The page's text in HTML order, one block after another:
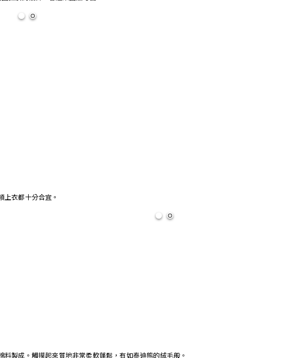
衣都十分合宜。
製成。觸摸起來質地非常柔軟蓬鬆，有如泰迪熊的絨毛般。